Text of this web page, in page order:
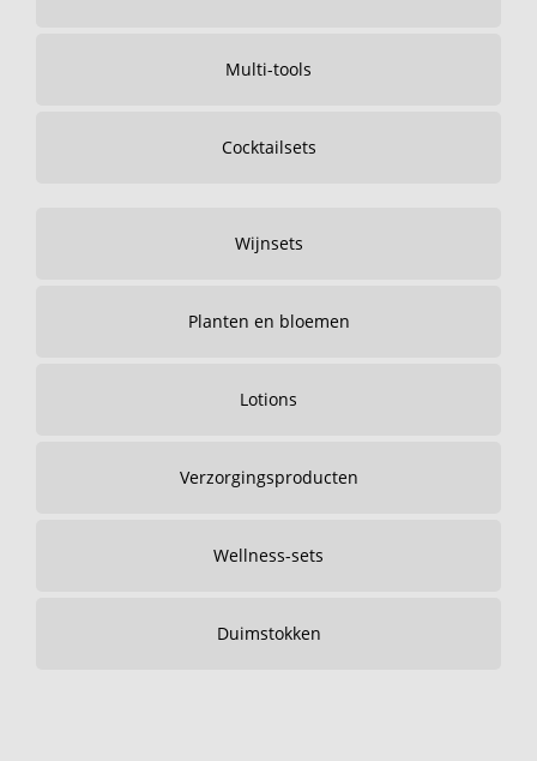
Multi-tools
Cocktailsets
Wijnsets
Planten en bloemen
Lotions
Verzorgingsproducten
Wellness-sets
Duimstokken